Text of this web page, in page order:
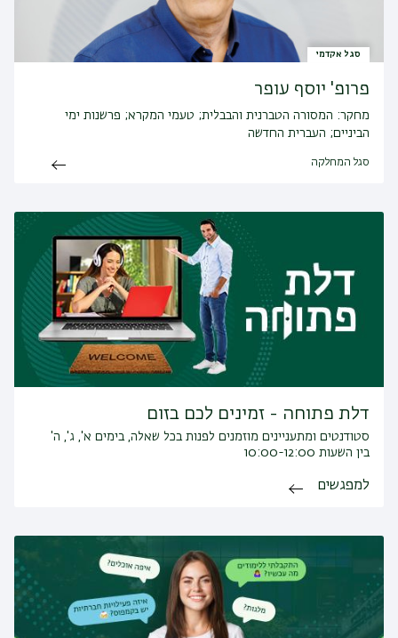
סגל אקדמי
פרופ' יוסף עופר
מחקר: המסורה הטברנית והבבלית; טעמי המקרא; פרשנות ימי
הביניים; העברית החדשה
סגל המחלקה
דלת פתוחה - זמינים לכם בזום
סטודנטים ומתעניינים מוזמנים לפנות בכל שאלה, בימים א', ג', ה'
בין השעות 10:00-12:00
למפגשים